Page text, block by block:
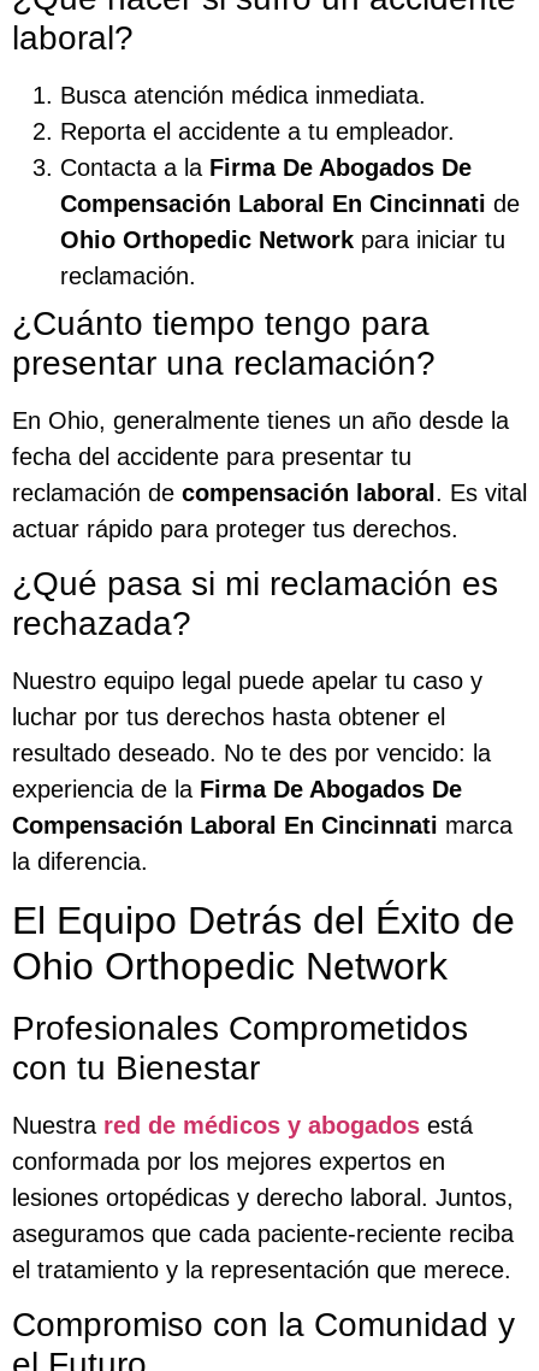
laboral?
Busca atención médica inmediata.
Reporta el accidente a tu empleador.
Contacta a la Firma De Abogados De
Compensación Laboral En Cincinnati de
Ohio Orthopedic Network para iniciar tu
reclamación.
¿Cuánto tiempo tengo para
presentar una reclamación?
En Ohio, generalmente tienes un año desde la
fecha del accidente para presentar tu
reclamación de compensación laboral . Es vital
actuar rápido para proteger tus derechos.
¿Qué pasa si mi reclamación es
rechazada?
Nuestro equipo legal puede apelar tu caso y
luchar por tus derechos hasta obtener el
resultado deseado. No te des por vencido: la
experiencia de la Firma De Abogados De
Compensación Laboral En Cincinnati marca
la diferencia.
El Equipo Detrás del Éxito de
Ohio Orthopedic Network
Profesionales Comprometidos
con tu Bienestar
Nuestra red de médicos y abogados está
conformada por los mejores expertos en
lesiones ortopédicas y derecho laboral. Juntos,
aseguramos que cada paciente-reciente reciba
el tratamiento y la representación que merece.
Compromiso con la Comunidad y